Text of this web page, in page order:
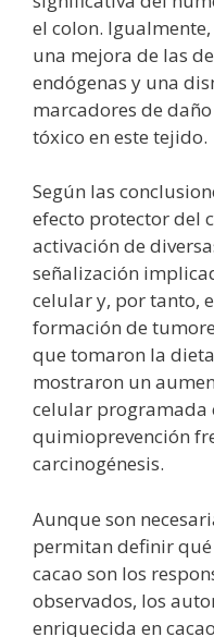
el colon.
una mejora de las
endógenas y una
marcadores de
tóxico en este tejido.
Según las
efecto protector del
activación de
señalización
celular y, por tanto,
formación de
que tomaron la
mostraron un
celular programada
quimioprevención
carcinogénesis.
Aunque son
permitan definir
cacao son los
observados, los
enriquecida en